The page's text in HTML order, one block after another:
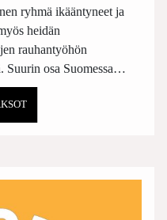
ryhmä ikääntyneet ja
heidän
rauhantyöhön
Suurin osa Suomessa…